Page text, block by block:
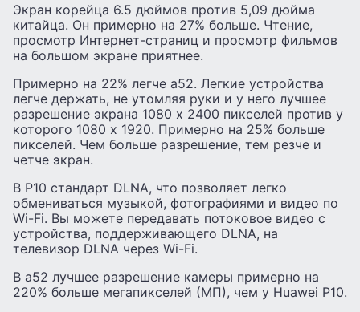
Экран корейца 6.5 дюймов против 5,09 дюйма
китайца. Он примерно на 27% больше. Чтение,
просмотр Интернет-страниц и просмотр фильмов
на большом экране приятнее.
Примерно на 22% легче а52. Легкие устройства
легче держать, не утомляя руки и у него лучшее
разрешение экрана 1080 x 2400 пикселей против у
которого 1080 x 1920. Примерно на 25% больше
пикселей. Чем больше разрешение, тем резче и
четче экран.
В P10 стандарт DLNA, что позволяет легко
обмениваться музыкой, фотографиями и видео по
Wi-Fi. Вы можете передавать потоковое видео с
устройства, поддерживающего DLNA, на
телевизор DLNA через Wi-Fi.
В а52 лучшее разрешение камеры примерно на
220% больше мегапикселей (МП), чем у Huawei P10.